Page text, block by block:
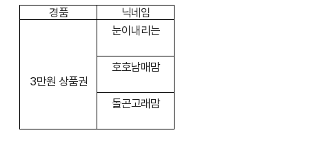
경품 닉네임
3만원 상품권
눈이내리는
호호남매맘
돌곤고래맘